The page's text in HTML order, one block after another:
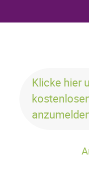
Klicke hier